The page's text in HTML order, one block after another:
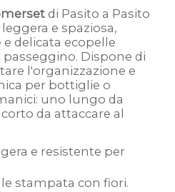
di Pasito a Pasito
e spaziosa,
delicata ecopelle
Dispone di
l'organizzazione e
per bottiglie o
uno lungo da
da attaccare al
e resistente per
stampata con fiori.